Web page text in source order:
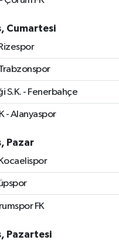
Cumartesi
S.K. - Fenerbahçe
- Alanyaspor
Pazar
FK
Pazartesi